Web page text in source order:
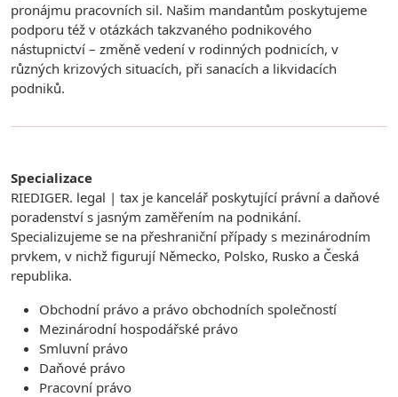
pronájmu pracovních sil. Našim mandantům poskytujeme
podporu též v otázkách takzvaného podnikového
nástupnictví – změně vedení v rodinných podnicích, v
různých krizových situacích, při sanacích a likvidacích
podniků.
Specializace
RIEDIGER. legal | tax je kancelář poskytující právní a daňové
poradenství s jasným zaměřením na podnikání.
Specializujeme se na přeshraniční případy s mezinárodním
prvkem, v nichž figurují Německo, Polsko, Rusko a Česká
republika.
Obchodní právo a právo obchodních společností
Mezinárodní hospodářské právo
Smluvní právo
Daňové právo
Pracovní právo